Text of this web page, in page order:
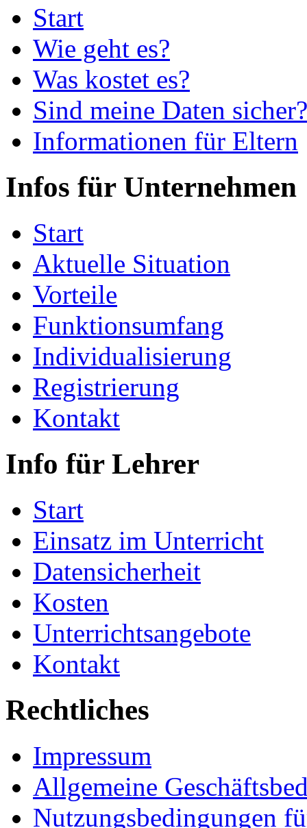
Start
Wie geht es?
Was kostet es?
Sind meine Daten sicher?
Informationen für Eltern
Infos für Unternehmen
Start
Aktuelle Situation
Vorteile
Funktionsumfang
Individualisierung
Registrierung
Kontakt
Info für Lehrer
Start
Einsatz im Unterricht
Datensicherheit
Kosten
Unterrichtsangebote
Kontakt
Rechtliches
Impressum
Allgemeine
Nutzungsbedingungen